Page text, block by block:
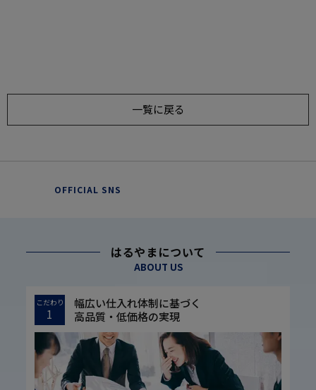
一覧に戻る
OFFICIAL SNS
はるやまについて
ABOUT US
こだわり
1
幅広い仕入れ体制に基づく
高品質・低価格の実現